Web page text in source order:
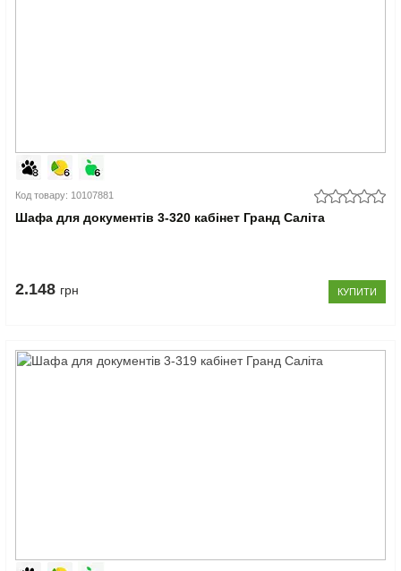
Код товару: 10107881
Шафа для документів 3-320 кабінет Гранд Саліта
2.148 грн КУПИТИ